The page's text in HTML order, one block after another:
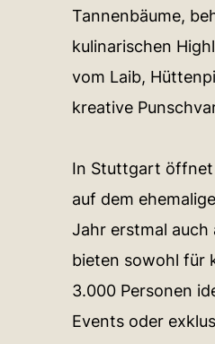
Tannenbäume,
kulinarischen
vom Laib,
kreative
In Stuttgart öffnet
auf dem
Jahr erstmal auch
bieten sowohl für
3.000 Personen
Events oder